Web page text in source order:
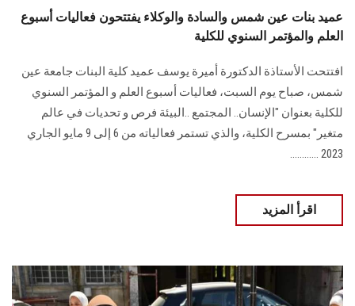
عميد بنات عين شمس والسادة والوكلاء يفتتحون فعاليات أسبوع
العلم والمؤتمر السنوي للكلية
افتتحت الأستاذة الدكتورة أميرة يوسف عميد كلية البنات جامعة عين
شمس، صباح يوم السبت، فعاليات أسبوع العلم و المؤتمر السنوي
للكلية بعنوان "الإنسان.. المجتمع ..البيئة فرص و تحديات في عالم
متغير" بمسرح الكلية، والذي تستمر فعالياته من 6 إلى 9 مايو الجاري
2023 ............
اقرأ المزيد